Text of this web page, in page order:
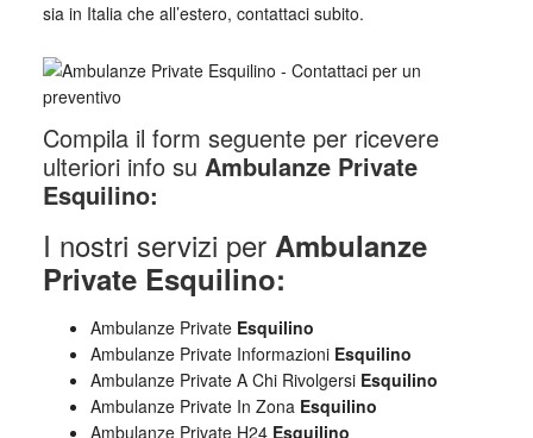
sia in Italia che all’estero, contattaci subito.
Compila il form seguente per ricevere
ulteriori info su Ambulanze Private
Esquilino:
I nostri servizi per Ambulanze
Private Esquilino:
Ambulanze Private Esquilino
Ambulanze Private Informazioni Esquilino
Ambulanze Private A Chi Rivolgersi Esquilino
Ambulanze Private In Zona Esquilino
Ambulanze Private H24 Esquilino